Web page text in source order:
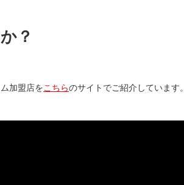
？
加盟店をこちらのサイトでご紹介しています。